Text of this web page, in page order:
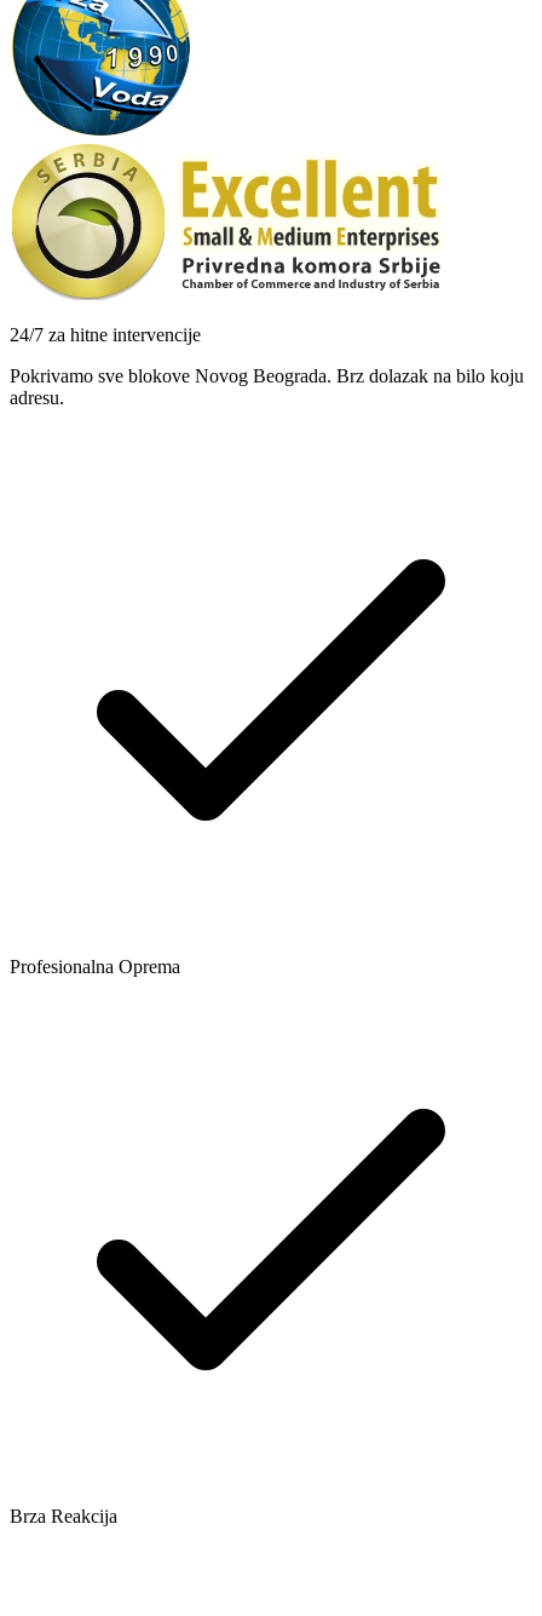
24/7 za hitne intervencije
Pokrivamo sve blokove Novog Beograda. Brz dolazak na bilo koju
adresu.
Profesionalna Oprema
Brza Reakcija